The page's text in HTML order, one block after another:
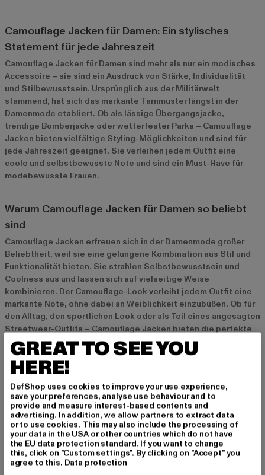
Camouflage Jacken für Damen: Ein stylisches
Statement für jede Jahreszeit
Camouflage Jacken für Damen sind mehr als nur ein modisches
Accessoire – sie sind ein Ausdruck von Stärke, Individualität
und Stilbewusstsein. Ursprünglich aus der Militärwelt
stammend, hat sich das markante Tarnmuster längst in der
Damenmode etabliert. Ob als lässige Übergangsjacke,
trendige Bomberjacke oder wetterfester Parka – Camouflage
Jacken bieten vielfältige Styling-Möglichkeiten und sind für
jede Jahreszeit geeignet. Sie verleihen jedem Outfit eine
coole und selbstbewusste Note und sind ein Must-Have für
modebewusste Frauen.
Warum Camouflage Jacken für Damen so beliebt
sind
Camouflage Jacken erfreuen sich in der Damenmode großer
Beliebtheit, weil sie eine gelungene Kombination aus Stil und
Funktionalität bieten. Sie strahlen Selbstbewusstsein und
Coolness aus und lassen sich auf vielseitige Weise
kombinieren. Der Camouflage-Look verleiht jedem Outfit eine
markante Note, ohne dabei an Weiblichkeit einzubüßen. Ob für
den Alltag, den sportlichen Look oder als Teil eines angesagten
Streetwear-Outfits – Camouflage Jacken bieten die perfekte
Balance zwischen Lässigkeit und Eleganz.
Verschiedene Stile und Designs von Camouflage
Jacken für Damen
Klassische Schnitte vs. moderne Oversized-
Modelle
Camouflage Jacken gibt es in vielen verschiedenen Stilen, die
zu unterschiedlichen Gelegenheiten passen. Klassische
Schnitte wie taillierte Jacken bieten eine feminine Silhouette,
GREAT TO SEE YOU
HERE!
DefShop uses cookies to improve your use experience,
save your preferences, analyse use behaviour and to
provide and measure interest-based contents and
advertising. In addition, we allow partners to extract data
or to use cookies. This may also include the processing of
your data in the USA or other countries which do not have
the EU data protection standard. If you want to change
this, click on "Custom settings". By clicking on "Accept" you
agree to this. Data protection